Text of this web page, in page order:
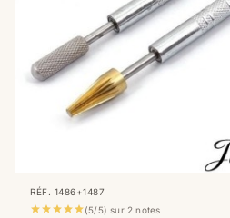
RÉF. 1486+1487
(5/5) sur 2 notes